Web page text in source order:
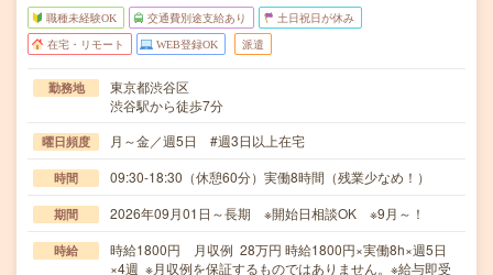
職種未経験OK 交通費別途支給あり 土日祝日が休み
在宅・リモート WEB登録OK 派遣
勤務地
東京都渋谷区
渋谷駅から徒歩7分
曜日頻度 月～金／週5日 #週3日以上在宅
時間 09:30-18:30（休憩60分）実働8時間（残業少なめ！）
期間 2026年09月01日～長期 ※開始日相談OK ※9月～！
時給
時給1800円 月収例 28万円 時給1800円×実働8h×週5日
×4週 ※月収例を保証するものではありません。※給与即受